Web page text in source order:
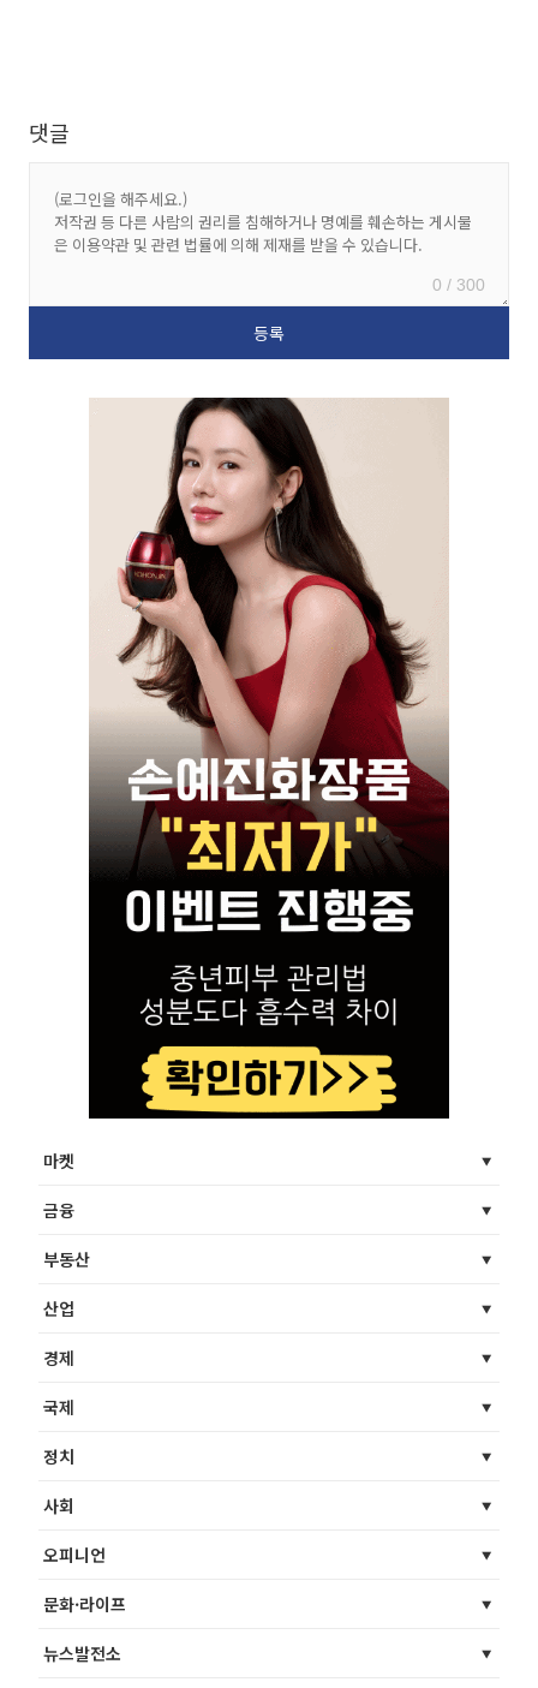
댓글
0 / 300
마켓
금융
부동산
산업
경제
국제
정치
사회
오피니언
문화·라이프
뉴스발전소